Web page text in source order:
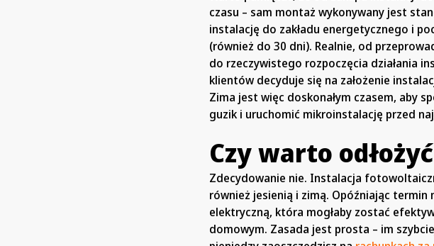
czasu – sam montaż wykonywany jest
instalację do zakładu energetycznego i
(również do 30 dni). Realnie, od
do rzeczywistego rozpoczęcia działania
klientów decyduje się na założenie
Zima jest więc doskonałym czasem, aby
guzik i uruchomić mikroinstalację przed
Czy warto
Zdecydowanie nie. Instalacja
również jesienią i zimą. Opóźniając
elektryczną, która mogłaby zostać
domowym. Zasada jest prosta – im